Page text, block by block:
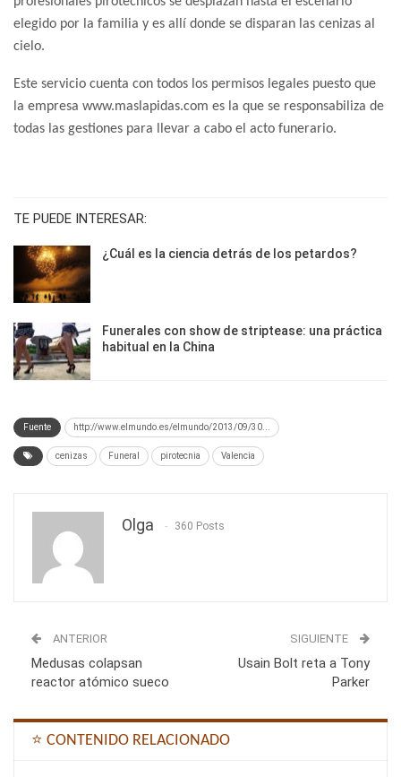
elegido por la familia y es allí donde se disparan las cenizas al
cielo.
Este servicio cuenta con todos los permisos legales puesto que
la empresa www.maslapidas.com es la que se responsabiliza de
todas las gestiones para llevar a cabo el acto funerario.
TE PUEDE INTERESAR:
¿Cuál es la ciencia detrás de los petardos?
Funerales con show de striptease: una práctica
habitual en la China
Fuente http://www.elmundo.es/elmundo/2013/09/30...
cenizas Funeral pirotecnia Valencia
Olga 360 Posts
ANTERIOR
Medusas colapsan
reactor atómico sueco
SIGUIENTE
Usain Bolt reta a Tony
Parker
⭐ CONTENIDO RELACIONADO